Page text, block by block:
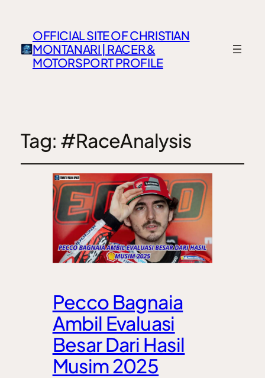
OFFICIAL SITE OF CHRISTIAN
MONTANARI | RACER &
MOTORSPORT PROFILE
Tag: #RaceAnalysis
Pecco Bagnaia
Ambil Evaluasi
Besar Dari Hasil
Musim 2025